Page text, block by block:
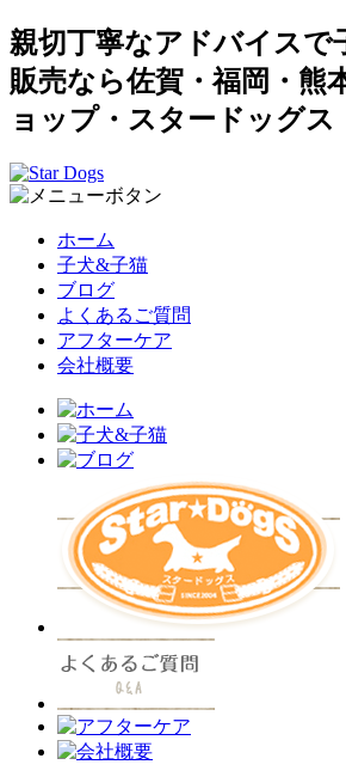
親切丁寧なアドバイスで
販売なら佐賀・福岡・熊
ョップ・スタードッグス
ホーム
子犬&子猫
ブログ
よくあるご質問
アフターケア
会社概要